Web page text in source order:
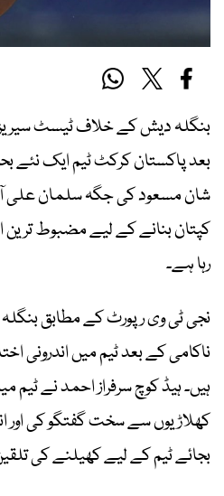
بنگلہ دیش کے خلاف ٹیسٹ
بعد پاکستان کرکٹ ٹیم ایک نئے
شان مسعود کی جگہ سلمان علی
کپتان بنانے کے لیے مضبوط ترین
رہا ہے۔
نجی ٹی وی رپورٹ کے مطابق
ناکامی کے بعد ٹیم میں اندرونی
ہیں۔ ہیڈ کوچ سرفراز احمد نے ٹیم
کھلاڑیوں سے سخت گفتگو کی اور
بجائے ٹیم کے لیے کھیلنے کی